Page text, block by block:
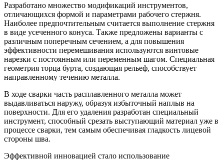
Разработано множество модификаций инструментов,
отличающихся формой и параметрами рабочего стержня.
Наиболее предпочтительным считается выполнение стержня
в виде усеченного конуса. Также предложены варианты с
различным поперечным сечением, а для повышения
эффективности перемешивания используются винтовые
нарезки с постоянным или переменным шагом. Специальная
геометрия торца бурта, создающая рельеф, способствует
направленному течению металла.
В ходе сварки часть расплавленного металла может
выдавливаться наружу, образуя избыточный наплыв на
поверхности. Для его удаления разработан специальный
инструмент, способный срезать выступающий материал уже в
процессе сварки, тем самым обеспечивая гладкость лицевой
стороны шва.
Эффективной инновацией стало использование